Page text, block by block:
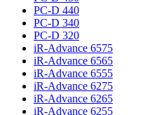
PC-D 440
PC-D 340
PC-D 320
iR-Advance 6575
iR-Advance 6565
iR-Advance 6555
iR-Advance 6275
iR-Advance 6265
iR-Advance 6255